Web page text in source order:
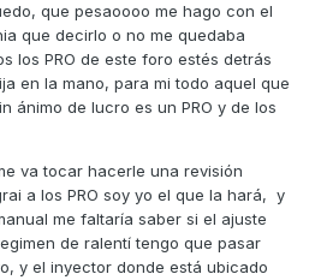
que pesaoooo me hago con el
que decirlo o no me quedaba
los PRO de este foro estés detrás
en la mano, para mi todo aquel que
ánimo de lucro es un PRO y de los
va tocar hacerle una revisión
a los PRO soy yo el que la hará, y
me faltaría saber si el ajuste
de ralentí tengo que pasar
y el inyector donde está ubicado